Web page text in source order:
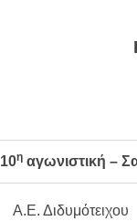
10η αγωνιστική –
Α.Ε. Διδυμότειχου